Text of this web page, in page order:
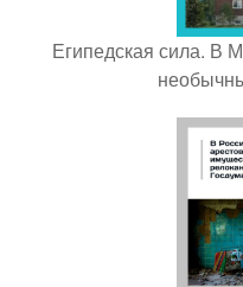
Египедская сила. В